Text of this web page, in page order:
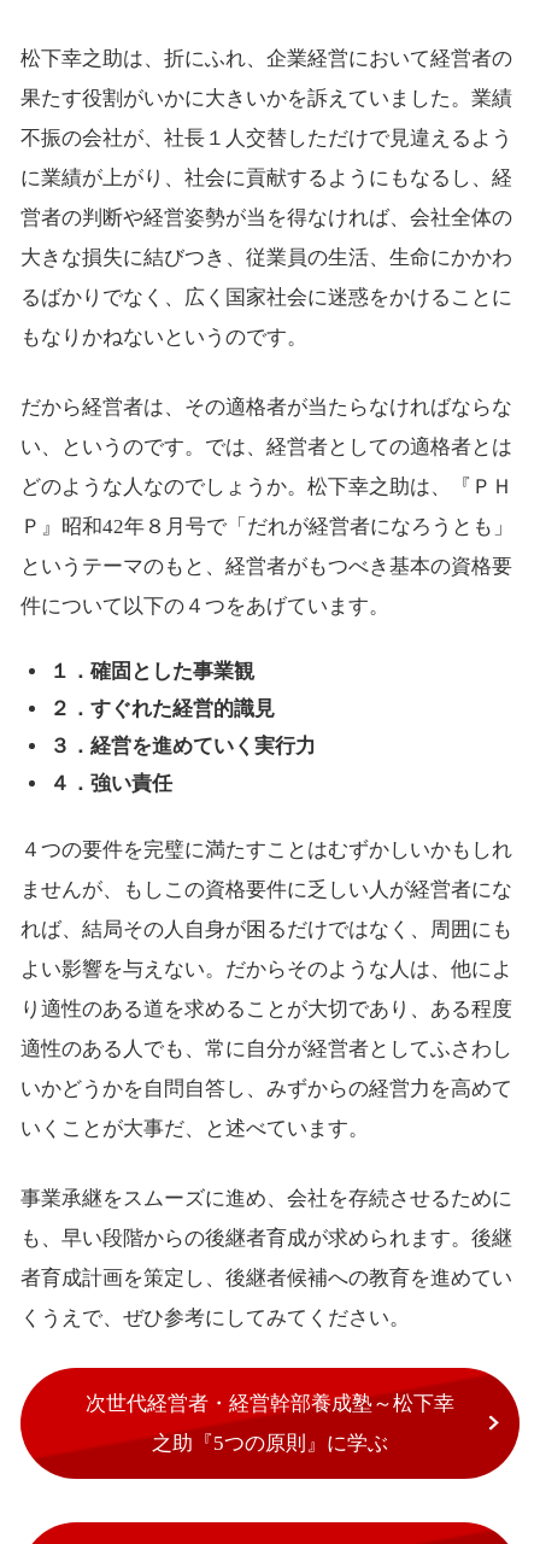
松下幸之助は、折にふれ、企業経営において経営者の
果たす役割がいかに大きいかを訴えていました。業績
不振の会社が、社長１人交替しただけで見違えるよう
に業績が上がり、社会に貢献するようにもなるし、経
営者の判断や経営姿勢が当を得なければ、会社全体の
大きな損失に結びつき、従業員の生活、生命にかかわ
るばかりでなく、広く国家社会に迷惑をかけることに
もなりかねないというのです。
だから経営者は、その適格者が当たらなければならな
い、というのです。では、経営者としての適格者とは
どのような人なのでしょうか。松下幸之助は、『ＰＨ
Ｐ』昭和42年８月号で「だれが経営者になろうとも」
というテーマのもと、経営者がもつべき基本の資格要
件について以下の４つをあげています。
１．確固とした事業観
２．すぐれた経営的識見
３．経営を進めていく実行力
４．強い責任
４つの要件を完璧に満たすことはむずかしいかもしれ
ませんが、もしこの資格要件に乏しい人が経営者にな
れば、結局その人自身が困るだけではなく、周囲にも
よい影響を与えない。だからそのような人は、他によ
り適性のある道を求めることが大切であり、ある程度
適性のある人でも、常に自分が経営者としてふさわし
いかどうかを自問自答し、みずからの経営力を高めて
いくことが大事だ、と述べています。
事業承継をスムーズに進め、会社を存続させるために
も、早い段階からの後継者育成が求められます。後継
者育成計画を策定し、後継者候補への教育を進めてい
くうえで、ぜひ参考にしてみてください。
次世代経営者・経営幹部養成塾～松下幸
之助『5つの原則』に学ぶ